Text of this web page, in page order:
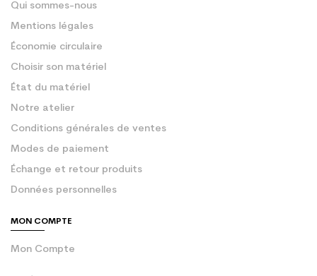
Qui sommes-nous
Mentions légales
Économie circulaire
Choisir son matériel
État du matériel
Notre atelier
Conditions générales de ventes
Modes de paiement
Échange et retour produits
Données personnelles
MON COMPTE
Mon Compte